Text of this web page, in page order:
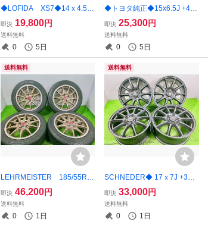
◆LOFIDA XS7◆14ｘ4.5J
+45 4穴 PCD100 中古 アル
ミホイール 4本 【宮城発 送
料無料】MYG-C17487
即決 19,800円
送料無料
0 5日
◆トヨタ純正◆15x6.5J +40
5穴 100 中古アルミホイール
4本【福島発 送料無料】FUK-
G19351★平面座 15インチ
即決 25,300円
送料無料
0 5日
送料無料
LEHRMEISTER 185/55R1
5 82V 15x6J +42 4穴 100
★中古ホイールセット 4本
ノーマル【宮城発 送料無
料】MYG-C17194
即決 46,200円
送料無料
0 1日
送料無料
SCHNEDER◆ 17ｘ7J +38 5
穴 114.3 中古 アルミホイー
ル 4本 【宮城発 送料無料】M
YG-C17210
即決 33,000円
送料無料
0 1日